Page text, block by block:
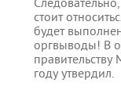
стоит
будет
оргвыводы! В
году утвердил.